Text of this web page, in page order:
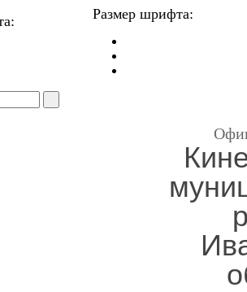
Размер шрифта: